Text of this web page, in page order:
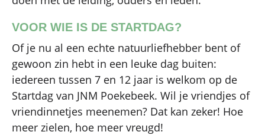
VOOR WIE IS DE STARTDAG?
Of je nu al een echte natuurliefhebber bent of
gewoon zin hebt in een leuke dag buiten:
iedereen tussen 7 en 12 jaar is welkom op de
Startdag van JNM Poekebeek. Wil je vriendjes of
vriendinnetjes meenemen? Dat kan zeker! Hoe
meer zielen, hoe meer vreugd!